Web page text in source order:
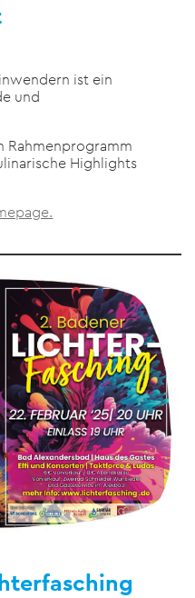
ist ein
und
Rahmenprogramm
Highlights